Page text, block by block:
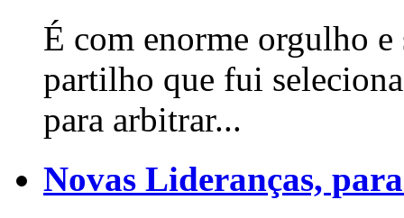
É com enorme orgulho
partilho que fui
para arbitrar...
Novas Lideranças,